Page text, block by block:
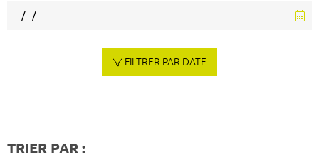
FILTRER PAR DATE
TRIER PAR :